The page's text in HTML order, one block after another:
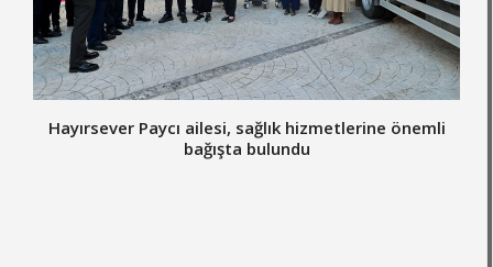
Hayırsever Paycı ailesi, sağlık hizmetlerine önemli
bağışta bulundu